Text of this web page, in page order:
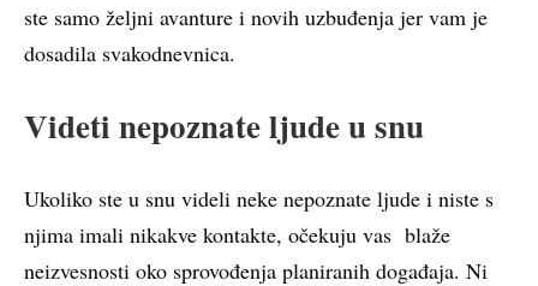
ste samo željni avanture i novih uzbuđenja jer vam je
dosadila svakodnevnica.
Videti nepoznate ljude u snu
Ukoliko ste u snu videli neke nepoznate ljude i niste s
njima imali nikakve kontakte, očekuju vas blaže
neizvesnosti oko sprovođenja planiranih događaja. Ni